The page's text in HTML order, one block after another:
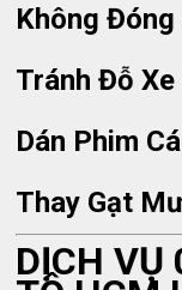
Không Đóng
Tránh Đỗ
Dán Phim
Thay Gạt
DỊCH VỤ